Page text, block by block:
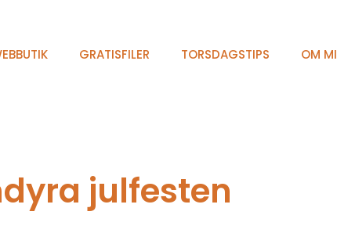
GRATISFILER TORSDAGSTIPS OM
julfesten